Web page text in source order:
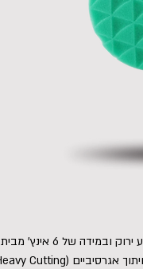
פד פוליש ספוג מקצועי לחיתוך גס במבנה יהלום, בצבע ירוק ובמידה של 6 אינץ' מבית